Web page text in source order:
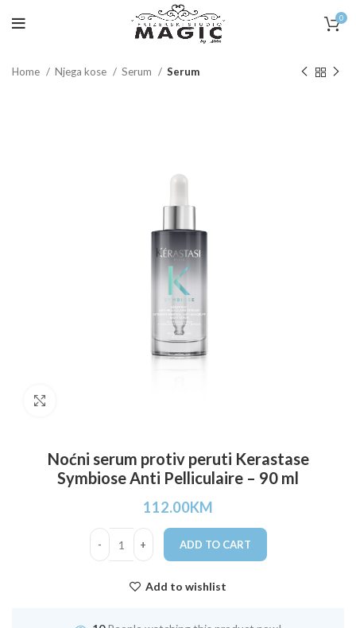
0
Home Njega kose Serum Serum
Noćni serum protiv peruti Kerastase
Symbiose Anti Pelliculaire – 90 ml
112.00KM
ADD TO CART
Add to wishlist